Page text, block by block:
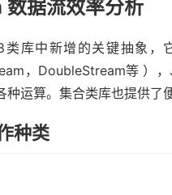
据流效率分析
类库中新增的关键抽象
，DoubleStream等 ）
种运算。集合类库也提供
种类